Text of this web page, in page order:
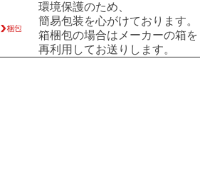
環境保護のため、
簡易包装を心がけております。
箱梱包の場合はメーカーの箱を
再利用してお送りします。